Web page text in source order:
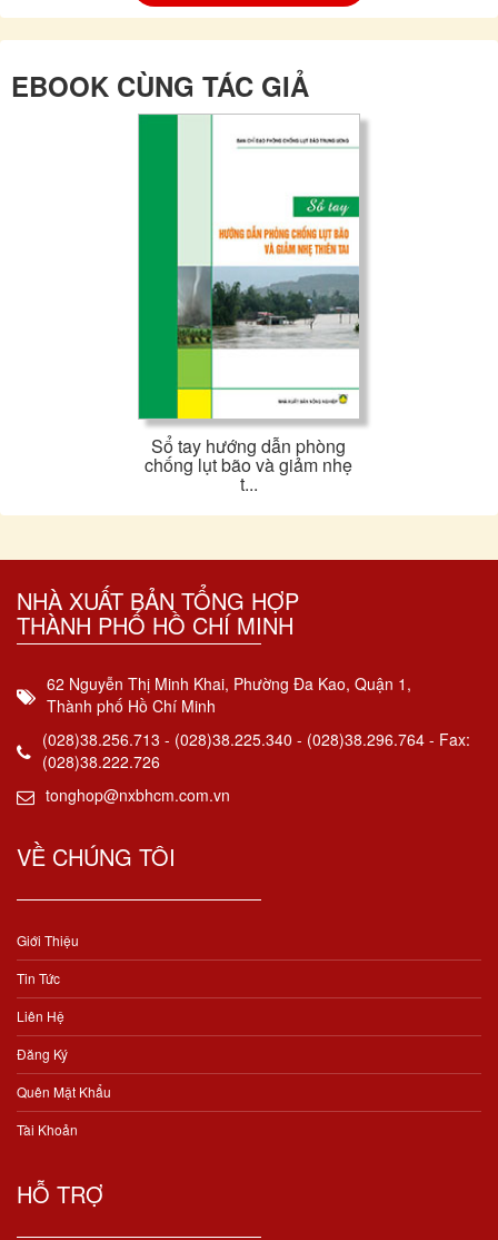
EBOOK CÙNG TÁC GIẢ
Sổ tay hướng dẫn phòng
chống lụt bão và giảm nhẹ
t...
NHÀ XUẤT BẢN TỔNG HỢP
THÀNH PHỐ HỒ CHÍ MINH
62 Nguyễn Thị Minh Khai, Phường Đa Kao, Quận 1,
Thành phố Hồ Chí Minh
(028)38.256.713 - (028)38.225.340 - (028)38.296.764 - Fax:
(028)38.222.726
tonghop@nxbhcm.com.vn
VỀ CHÚNG TÔI
Giới Thiệu
Tin Tức
Liên Hệ
Đăng Ký
Quên Mật Khẩu
Tài Khoản
HỖ TRỢ